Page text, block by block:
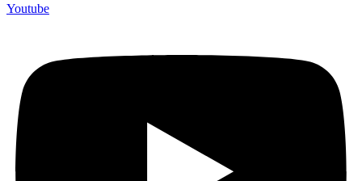
Youtube